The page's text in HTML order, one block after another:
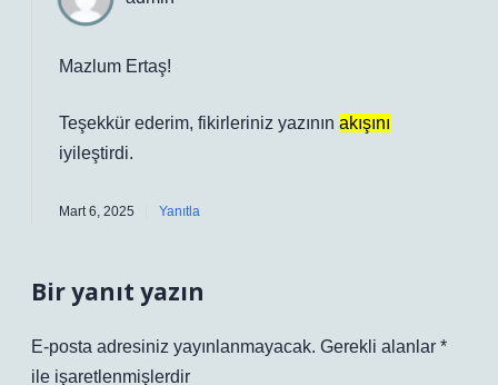
Mazlum Ertaş!
Teşekkür ederim, fikirleriniz yazının akışını
iyileştirdi.
Mart 6, 2025 Yanıtla
Bir yanıt yazın
E-posta adresiniz yayınlanmayacak. Gerekli alanlar *
ile işaretlenmişlerdir